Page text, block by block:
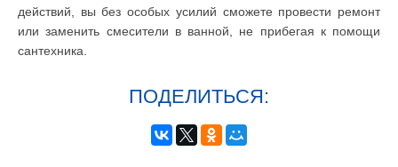
действий, вы без особых усилий сможете провести ремонт
или заменить смесители в ванной, не прибегая к помощи
сантехника.
ПОДЕЛИТЬСЯ: